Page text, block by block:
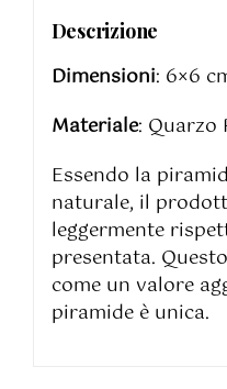
Descrizione
Dimensioni: 6×6
Materiale: Quarzo
Essendo la
naturale, il
leggermente
presentata.
come un valore
piramide è unica.